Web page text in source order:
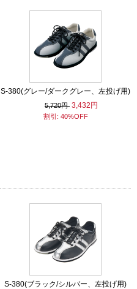
S-380(グレー/ダークグレー、左投げ用)
5,720円 3,432円
割引: 40%OFF
S-380(ブラック/シルバー、左投げ用)